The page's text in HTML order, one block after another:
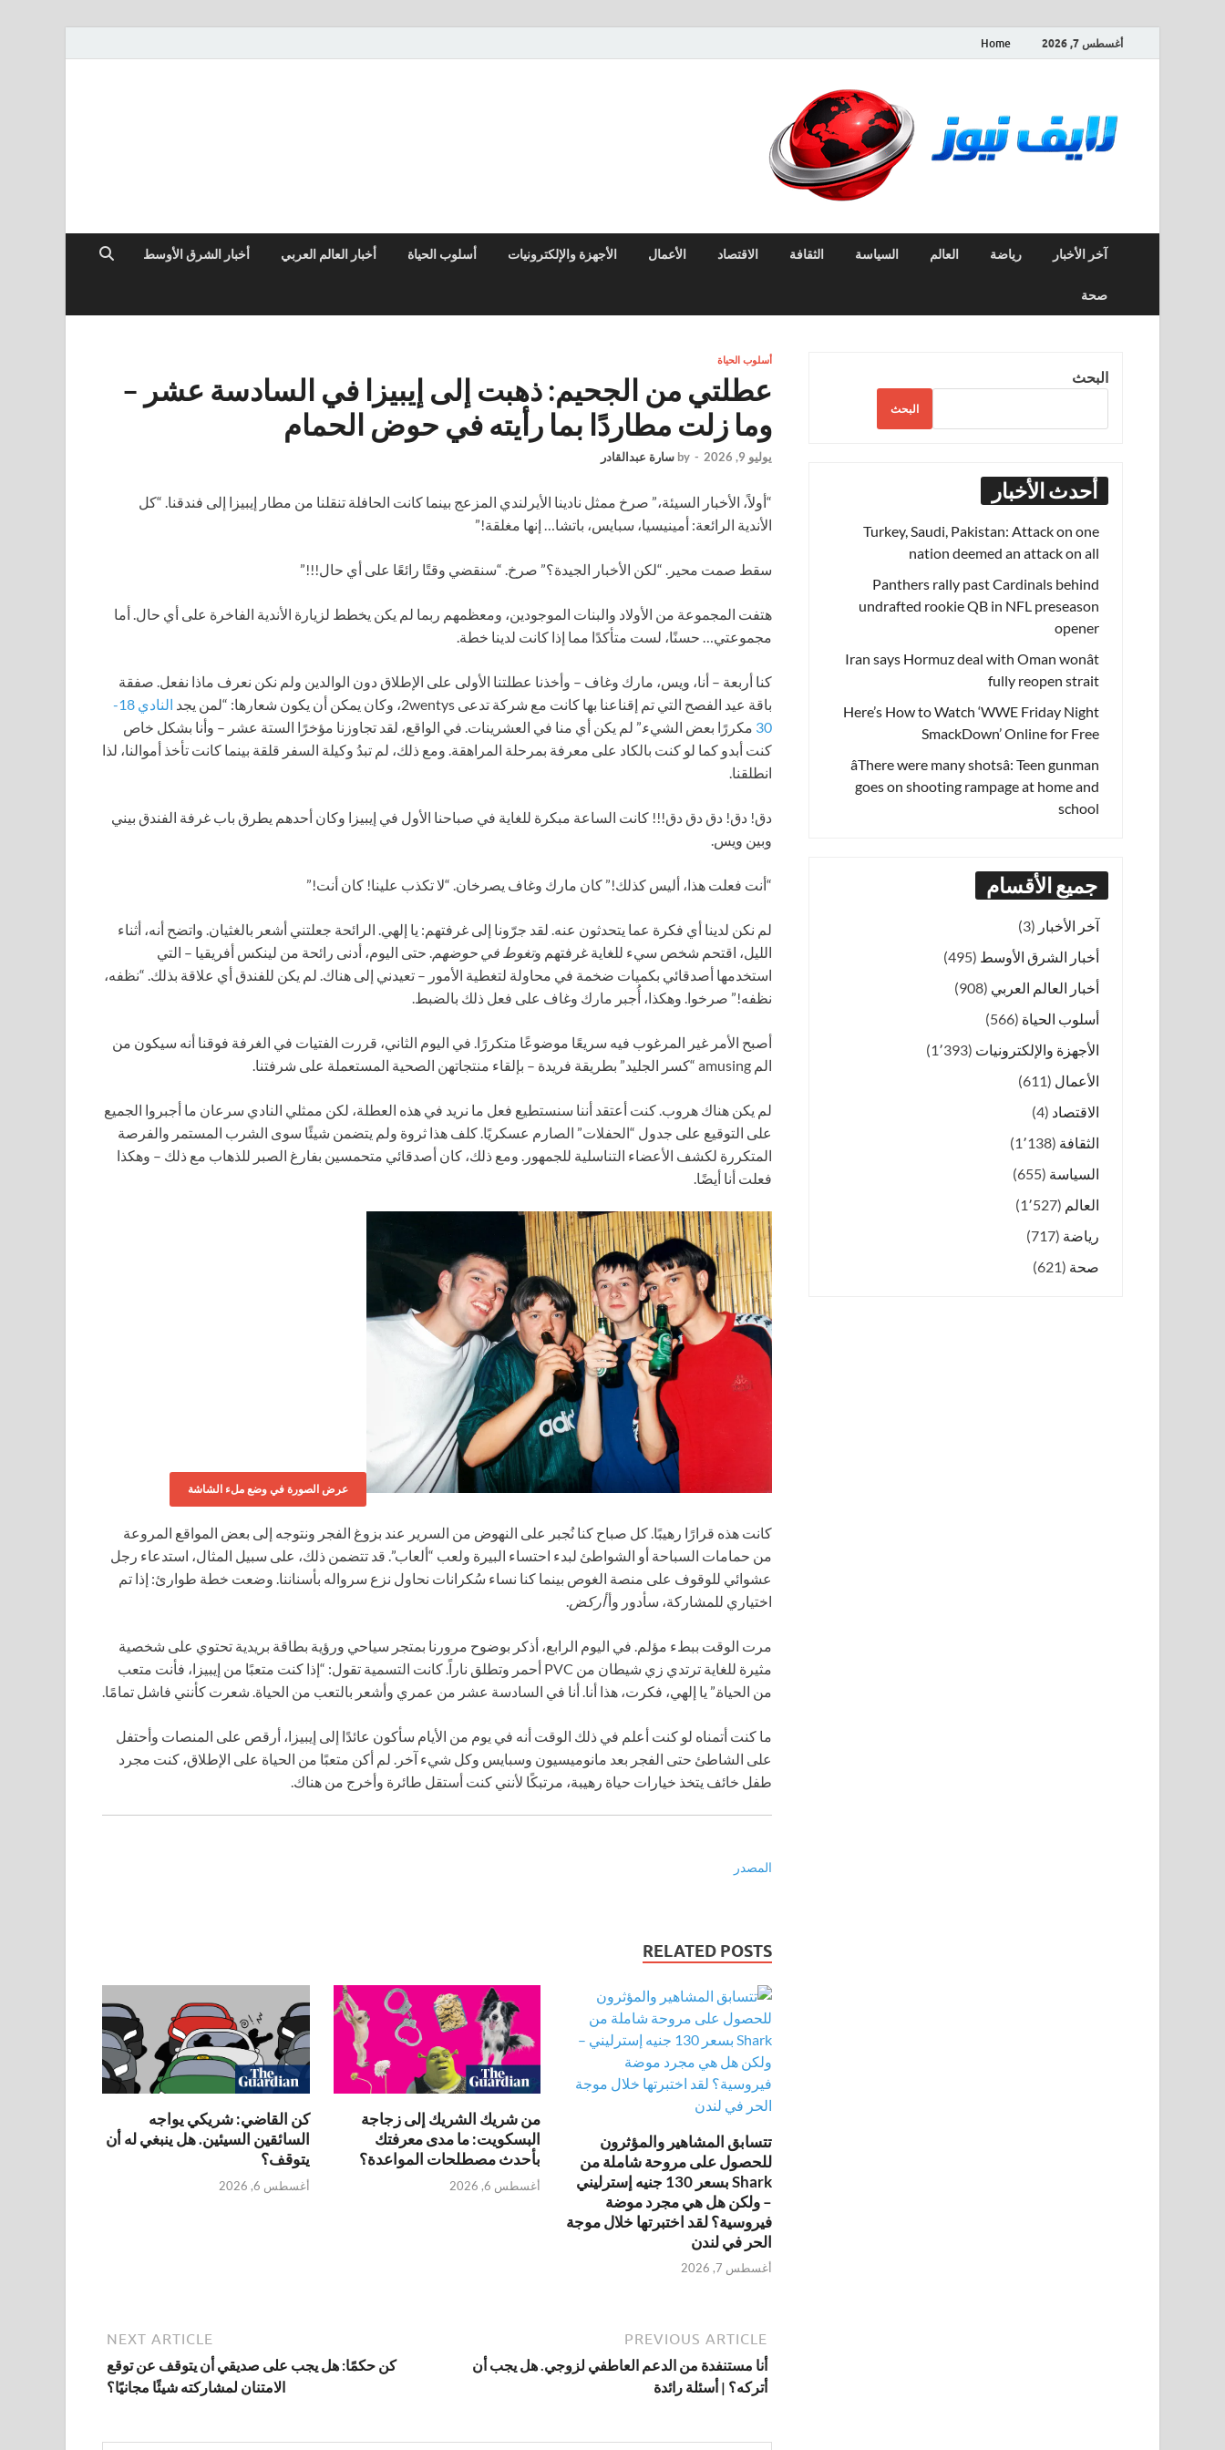
أغسطس 7, 2026 Home
آخر الأخبار رياضة العالم السياسة الثقافة الاقتصاد الأعمال الأجهزة والإلكترونيات أسلوب الحياة أخبار العالم العربي أخبار الشرق الأوسط
صحة
أسلوب الحياة
عطلتي من الجحيم: ذهبت إلى إيبيزا في السادسة عشر –
وما زلت مطاردًا بما رأيته في حوض الحمام
يوليو 9, 2026 -
by سارة عبدالقادر
“أولاً، الأخبار السيئة،” صرخ ممثل نادينا الأيرلندي المزعج بينما كانت الحافلة تنقلنا من مطار إيبيزا إلى فندقنا. “كل
الأندية الرائعة: أمينيسيا، سبايس، باتشا… إنها مغلقة!”
سقط صمت محير. “لكن الأخبار الجيدة؟” صرخ. “سنقضي وقتًا رائعًا على أي حال!!!”
هتفت المجموعة من الأولاد والبنات الموجودين، ومعظمهم ربما لم يكن يخطط لزيارة الأندية الفاخرة على أي حال. أما
مجموعتي… حسنًا، لست متأكدًا مما إذا كانت لدينا خطة.
كنا أربعة – أنا، ويس، مارك وغاف – وأخذنا عطلتنا الأولى على الإطلاق دون الوالدين ولم نكن نعرف ماذا نفعل. صفقة
باقة عيد الفصح التي تم إقناعنا بها كانت مع شركة تدعى 2wentys، وكان يمكن أن يكون شعارها: “لمن يجد
النادي 18-
30 مكررًا بعض الشيء.” لم يكن أي منا في العشرينات. في الواقع، لقد تجاوزنا مؤخرًا الستة عشر – وأنا بشكل خاص
كنت أبدو كما لو كنت بالكاد على معرفة بمرحلة المراهقة. ومع ذلك، لم تبدُ وكيلة السفر قلقة بينما كانت تأخذ أموالنا، لذا
انطلقنا.
دق! دق! دق دق دق!!! كانت الساعة مبكرة للغاية في صباحنا الأول في إيبيزا وكان أحدهم يطرق باب غرفة الفندق بيني
وبين ويس.
“أنت فعلت هذا، أليس كذلك!” كان مارك وغاف يصرخان. “لا تكذب علينا! كان أنت!”
لم نكن لدينا أي فكرة عما يتحدثون عنه. لقد جرّونا إلى غرفتهم: يا إلهي. الرائحة جعلتني أشعر بالغثيان. واتضح أنه، أثناء
الليل، اقتحم شخص سيء للغاية غرفتهم وتغوط في حوضهم. حتى اليوم، أدنى رائحة من لينكس أفريقيا – التي
استخدمها أصدقائي بكميات ضخمة في محاولة لتغطية الأمور – تعيدني إلى هناك. لم يكن للفندق أي علاقة بذلك. “نظفه،
نظفه!” صرخوا. وهكذا، أُجبر مارك وغاف على فعل ذلك بالضبط.
أصبح الأمر غير المرغوب فيه سريعًا موضوعًا متكررًا. في اليوم الثاني، قررت الفتيات في الغرفة فوقنا أنه سيكون من
الم amusing “كسر الجليد” بطريقة فريدة – بإلقاء منتجاتهن الصحية المستعملة على شرفتنا.
لم يكن هناك هروب. كنت أعتقد أننا سنستطيع فعل ما نريد في هذه العطلة، لكن ممثلي النادي سرعان ما أجبروا الجميع
على التوقيع على جدول “الحفلات” الصارم عسكريًا. كلف هذا ثروة ولم يتضمن شيئًا سوى الشرب المستمر والفرصة
المتكررة لكشف الأعضاء التناسلية للجمهور. ومع ذلك، كان أصدقائي متحمسين بفارغ الصبر للذهاب مع ذلك – وهكذا
فعلت أنا أيضًا.
عرض الصورة في وضع ملء الشاشة
كانت هذه قرارًا رهيبًا. كل صباح كنا نُجبر على النهوض من السرير عند بزوغ الفجر ونتوجه إلى بعض المواقع المروعة
من حمامات السباحة أو الشواطئ لبدء احتساء البيرة ولعب “ألعاب”. قد تتضمن ذلك، على سبيل المثال، استدعاء رجل
عشوائي للوقوف على منصة الغوص بينما كنا نساء سُكرانات نحاول نزع سرواله بأسناننا. وضعت خطة طوارئ: إذا تم
اختياري للمشاركة، سأدور وأأركض.
مرت الوقت ببطء مؤلم. في اليوم الرابع، أذكر بوضوح مرورنا بمتجر سياحي ورؤية بطاقة بريدية تحتوي على شخصية
مثيرة للغاية ترتدي زي شيطان من PVC أحمر وتطلق ناراً. كانت التسمية تقول: “إذا كنت متعبًا من إيبيزا، فأنت متعب
من الحياة.” يا إلهي، فكرت، هذا أنا. أنا في السادسة عشر من عمري وأشعر بالتعب من الحياة. شعرت كأنني فاشل تمامًا.
ما كنت أتمناه لو كنت أعلم في ذلك الوقت أنه في يوم من الأيام سأكون عائدًا إلى إيبيزا، أرقص على المنصات وأحتفل
على الشاطئ حتى الفجر بعد مانوميسيون وسبايس وكل شيء آخر. لم أكن متعبًا من الحياة على الإطلاق، كنت مجرد
طفل خائف يتخذ خيارات حياة رهيبة، مرتبكًا لأنني كنت أستقل طائرة وأخرج من هناك.
المصدر
RELATED POSTS
تتسابق المشاهير والمؤثرون
للحصول على مروحة شاملة من
Shark بسعر 130 جنيه إسترليني
– ولكن هل هي مجرد موضة
فيروسية؟ لقد اختبرتها خلال موجة
الحر في لندن
أغسطس 7, 2026
من شريك الشريك إلى زجاجة
البسكويت: ما مدى معرفتك
بأحدث مصطلحات المواعدة؟
أغسطس 6, 2026
كن القاضي: شريكي يواجه
السائقين السيئين. هل ينبغي له أن
يتوقف؟
أغسطس 6, 2026
PREVIOUS ARTICLE
أنا مستنفدة من الدعم العاطفي لزوجي. هل يجب أن
أتركه؟ | أسئلة رائدة
NEXT ARTICLE
كن حكمًا: هل يجب على صديقي أن يتوقف عن توقع
الامتنان لمشاركته شيئًا مجانيًا؟
البحث
البحث
أحدث الأخبار
Turkey, Saudi, Pakistan: Attack on one
nation deemed an attack on all
Panthers rally past Cardinals behind
undrafted rookie QB in NFL preseason
opener
Iran says Hormuz deal with Oman wonât
fully reopen strait
Here’s How to Watch ‘WWE Friday Night
SmackDown’ Online for Free
âThere were many shotsâ: Teen gunman
goes on shooting rampage at home and
school
جميع الأقسام
آخر الأخبار (3)
أخبار الشرق الأوسط (495)
أخبار العالم العربي (908)
أسلوب الحياة (566)
الأجهزة والإلكترونيات (1٬393)
الأعمال (611)
الاقتصاد (4)
الثقافة (1٬138)
السياسة (655)
العالم (1٬527)
رياضة (717)
صحة (621)